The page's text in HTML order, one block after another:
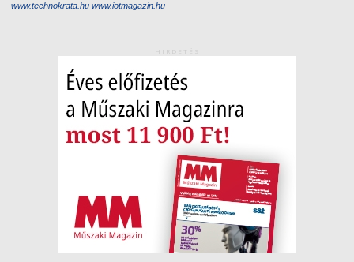
www.technokrata.hu www.iotmagazin.hu
HIRDETÉS